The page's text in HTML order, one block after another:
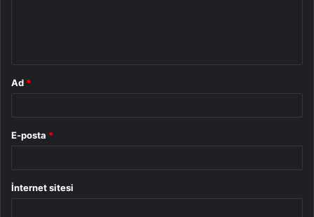
Ad *
E-posta *
İnternet sitesi